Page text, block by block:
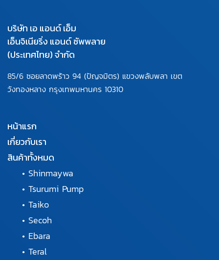
บริษัท เอ แอนด์ เอ็ม
เอ็นจิเนียริ่ง แอนด์ ซัพพลาย
(ประเทศไทย) จำกัด
85/6 ซอยลาดพร้าว 94 (ปัญจมิตร) แขวงพลับพลา เขต
วังทองหลาง กรุงเทพมหานคร 10310
หน้าแรก
เกี่ยวกับเรา
สินค้าทั้งหมด
• Shinmaywa
• Tsurumi Pump
• Taiko
• Secoh
• Ebara
• Teral